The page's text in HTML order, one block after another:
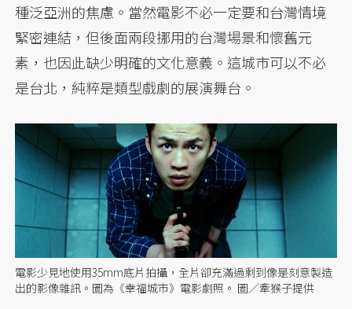
種泛亞洲的焦慮。當然電影不必一定要和台灣情境
緊密連結，但後面兩段挪用的台灣場景和懷舊元
素，也因此缺少明確的文化意義。這城市可以不必
是台北，純粹是類型戲劇的展演舞台。
電影少見地使用35mm底片拍攝，全片卻充滿過剩到像是刻意製造
出的影像雜訊。圖為《幸福城市》電影劇照。 圖／牽猴子提供